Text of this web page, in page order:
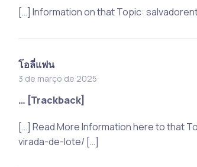
[…] Information on that Topic:
โอลี่แฟน
3 de março de 2025
… [Trackback]
[…] Read More Information here to that
virada-de-lote/ […]